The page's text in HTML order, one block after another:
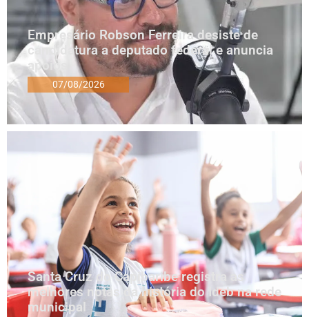
Empresário Robson Ferreira desiste de
candidatura a deputado federal e anuncia
apoios
07/08/2026
Santa Cruz do Capibaribe registra as
melhores notas da história do Ideb na rede
municipal